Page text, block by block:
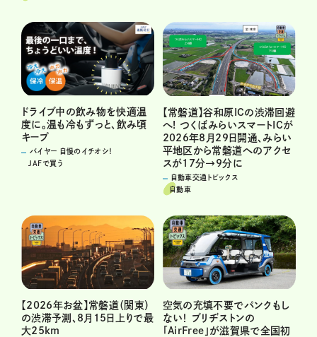
ドライブ中の飲み物を快適温
度に。温も冷もずっと、飲み頃
キープ
バイヤー 自慢のイチオシ！
JAFで買う
【常磐道】谷和原ICの渋滞回避
へ! つくばみらいスマートICが
2026年8月29日開通、みらい
平地区から常磐道へのアクセ
スが17分→9分に
自動車交通トピックス
自動車
【2026年お盆】常磐道（関東）
の渋滞予測、8月15日上りで最
大25km
空気の充填不要でパンクもし
ない！ ブリヂストンの
「AirFree」が滋賀県で全国初